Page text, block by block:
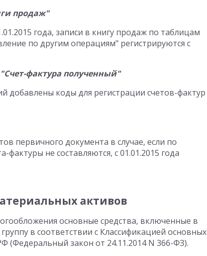
продаж"
года, записи в книгу продаж по таблицам
по другим операциям" регистрируются с
фактура полученный"
добавлены коды для регистрации счетов-фактур
первичного документа в случае, если по
фактуры не составляются, с 01.01.2015 года
активов
основные средства, включенные в
в соответствии с Классификацией основных
(Федеральный закон от 24.11.2014 N 366-ФЗ).